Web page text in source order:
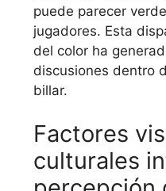
puede parecer
jugadores. Esta
del color ha
discusiones dentro
billar.
Factores
culturales